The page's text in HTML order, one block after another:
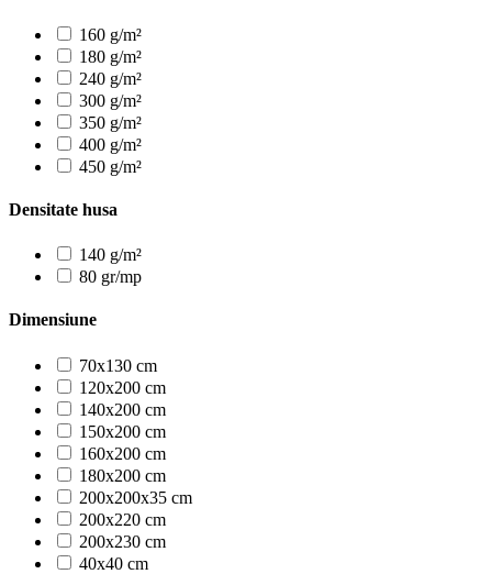
160 g/m²
180 g/m²
240 g/m²
300 g/m²
350 g/m²
400 g/m²
450 g/m²
Densitate husa
140 g/m²
80 gr/mp
Dimensiune
70x130 cm
120x200 cm
140x200 cm
150x200 cm
160x200 cm
180x200 cm
200x200x35 cm
200x220 cm
200x230 cm
40x40 cm